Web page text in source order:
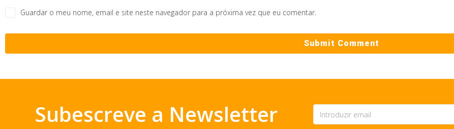
Guardar o meu nome, email e site neste navegador para a próxima vez que eu comentar.
Subescreve a Newsletter